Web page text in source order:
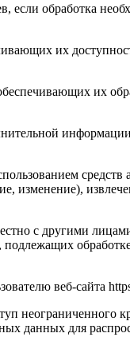
обработка
их
их
средств
изменение),
с другими
веб-сайта
неограниченного
данных для